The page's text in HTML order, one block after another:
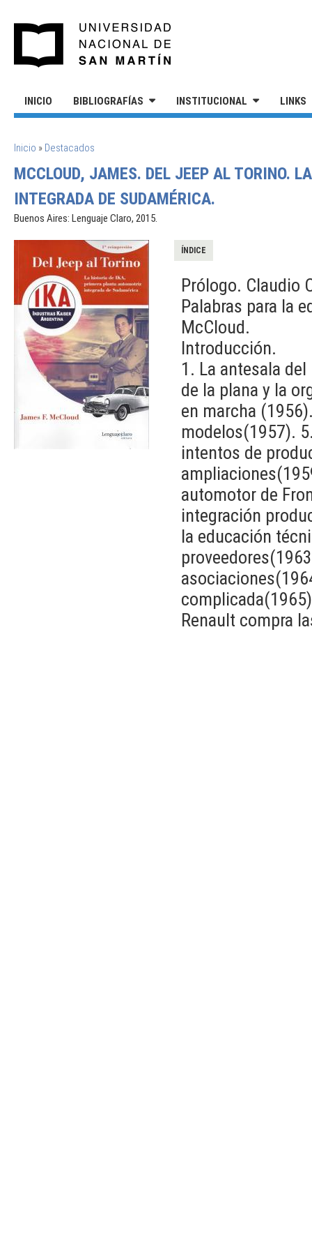
INICIO BIBLIOGRAFÍAS INSTITUCIONAL LINKS
SE ENCUENTRA USTED AQUÍ
Inicio » Destacados
MCCLOUD, JAMES. DEL JEEP AL TORINO.
INTEGRADA DE SUDAMÉRICA.
Buenos Aires: Lenguaje Claro, 2015.
ÍNDICE
Prólogo. Claudio
Palabras para la
McCloud.
Introducción.
1. La antesala
de la plana y la
en marcha
modelos(1957).
intentos de
automotor de
integración
la educación
Renault compra